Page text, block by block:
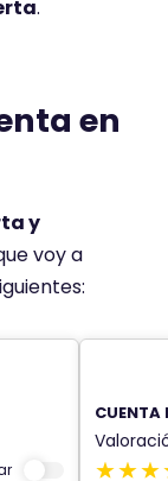
.
en
y
voy a
CUENTA